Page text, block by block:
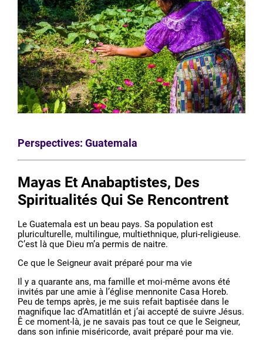
Perspectives: Guatemala
Mayas Et Anabaptistes, Des
Spiritualités Qui Se Rencontrent
Le Guatemala est un beau pays. Sa population est
pluriculturelle, multilingue, multiethnique, pluri-religieuse.
C’est là que Dieu m’a permis de naitre.
Ce que le Seigneur avait préparé pour ma vie
Il y a quarante ans, ma famille et moi-même avons été
invités par une amie à l’église mennonite Casa Horeb.
Peu de temps après, je me suis refait baptisée dans le
magnifique lac d’Amatitlán et j’ai accepté de suivre Jésus.
Ê ce moment-là, je ne savais pas tout ce que le Seigneur,
dans son infinie miséricorde, avait préparé pour ma vie.